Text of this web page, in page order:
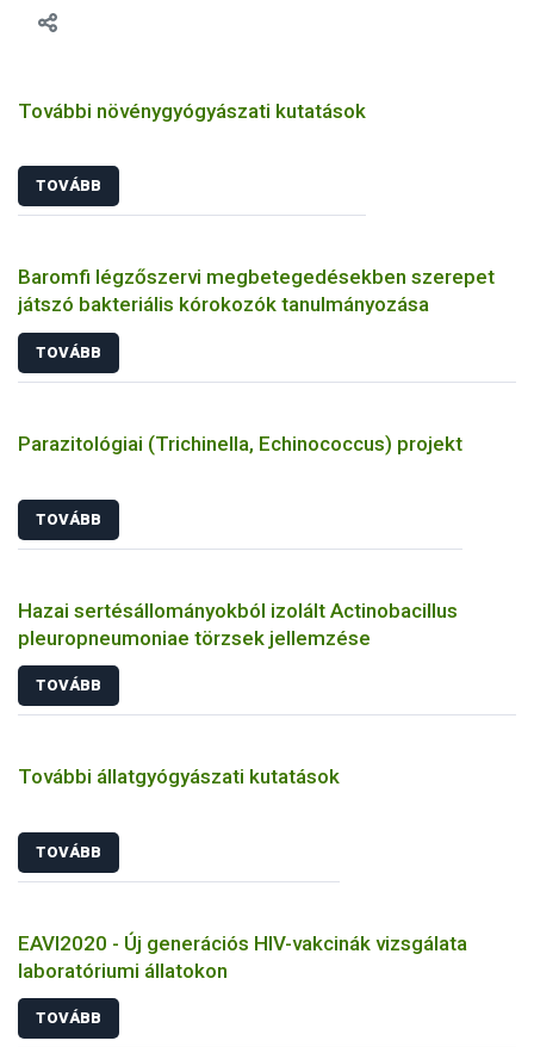
További növénygyógyászati kutatások
TOVÁBB
Baromfi légzőszervi megbetegedésekben szerepet
játszó bakteriális kórokozók tanulmányozása
TOVÁBB
Parazitológiai (Trichinella, Echinococcus) projekt
TOVÁBB
Hazai sertésállományokból izolált Actinobacillus
pleuropneumoniae törzsek jellemzése
TOVÁBB
További állatgyógyászati kutatások
TOVÁBB
EAVI2020 - Új generációs HIV-vakcinák vizsgálata
laboratóriumi állatokon
TOVÁBB